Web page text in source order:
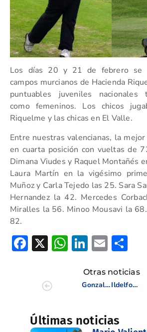
Los días 20 y 21 de febrero se
campos murcianos de Hacienda
puntuables juveniles nacionales
como femeninos. Los chicos
Riquelme y las chicas en El Valle.
Entre nuestras valencianas, la
en cuarta posición con vueltas de
Dimana Viudes y Raquel Montañés
Laura Martín en la vigésimo
Muñoz y Carla Tejedo las 25. Sara
Hernandez la 42. Mercedes
Miralles la 56. Minoo Mousavi la
82.
Facebook
X WhatsApp
LinkedIn
Email
Otras noticias
Gonzalo Gracia y Hugo Aguilar, triunfan en el Puntuable Nacional Masculino Juvenil
Ildelfonso Coronado y Greta Biersteker nuevos Campeones senior de la C.V.
Últimas noticias